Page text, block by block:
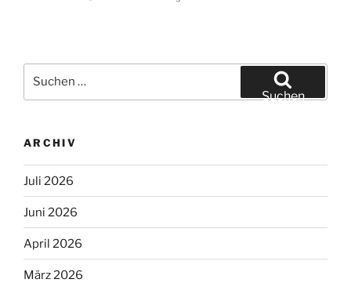
nach:
Suchen
ARCHIV
Juli 2026
Juni 2026
April 2026
März 2026